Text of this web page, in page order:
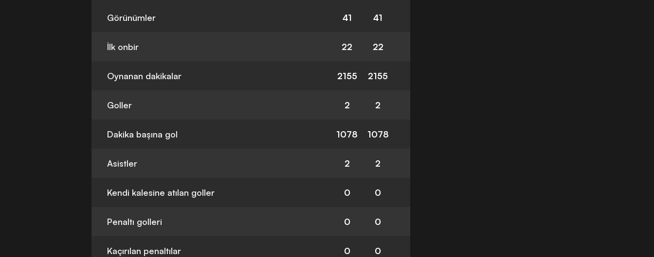
Görünümler 41 41
İlk onbir 22 22
Oynanan dakikalar 2155 2155
Goller 2 2
Dakika başına gol 1078 1078
Asistler 2 2
Kendi kalesine atılan goller 0 0
Penaltı golleri 0 0
Kaçırılan penaltılar 0 0